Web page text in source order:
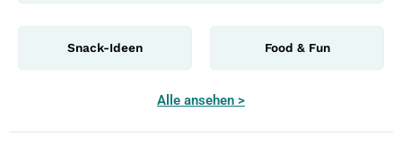
Snack-Ideen Food & Fun
Alle ansehen >